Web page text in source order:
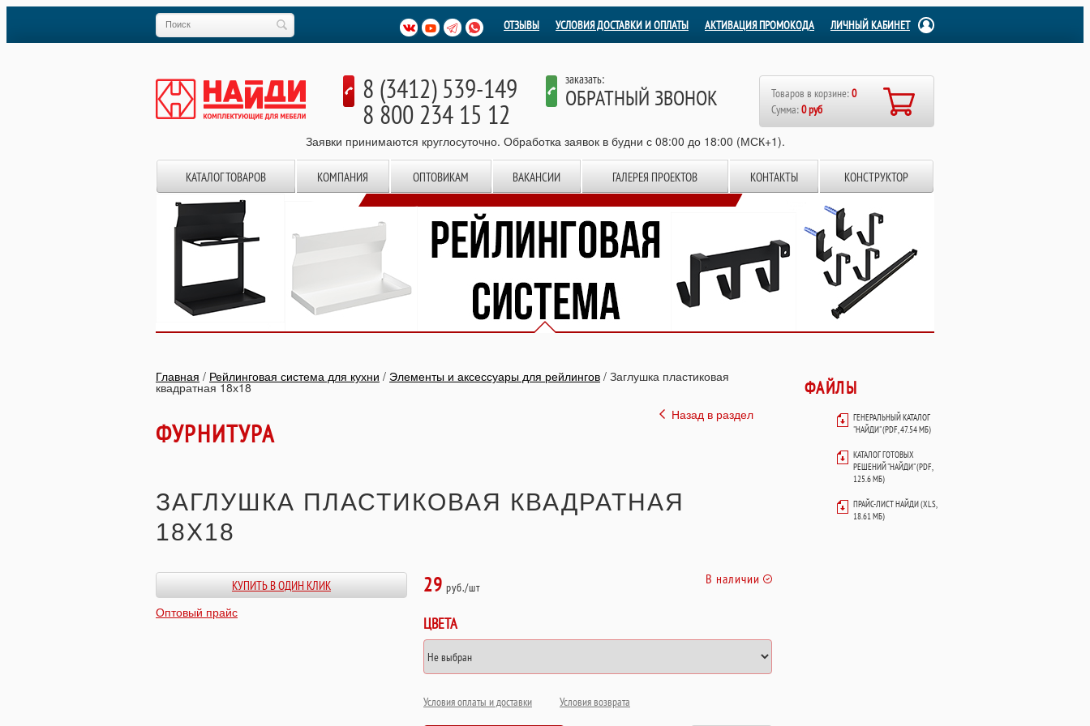
ЛИЧНЫЙ КАБИНЕТ
АКТИВАЦИЯ ПРОМОКОДА
УСЛОВИЯ ДОСТАВКИ И ОПЛАТЫ
ОТЗЫВЫ
8 (3412) 539-149
8 800 234 15 12
заказать:
ОБРАТНЫЙ ЗВОНОК Товаров в корзине:0
Сумма:0 руб
Заявки принимаются круглосуточно. Обработка заявок в будни с 08:00 до 18:00 (МСК+1).
КАТАЛОГ ТОВАРОВ КОМПАНИЯ ОПТОВИКАМ ВАКАНСИИ ГАЛЕРЕЯ ПРОЕКТОВ КОНТАКТЫ КОНСТРУКТОР
Главная / Рейлинговая система для кухни / Элементы и аксессуары для рейлингов / Заглушка пластиковая
квадратная 18х18
ФУРНИТУРА
Назад в раздел
ЗАГЛУШКА ПЛАСТИКОВАЯ КВАДРАТНАЯ
18Х18
КУПИТЬ В ОДИН КЛИК
Оптовый прайс
В наличии
29 руб./шт
ЦВЕТА
Условия оплаты и доставки Условия возврата
ФАЙЛЫ
ГЕНЕРАЛЬНЫЙ КАТАЛОГ
"НАЙДИ" (PDF, 47.54 МБ)
КАТАЛОГ ГОТОВЫХ
РЕШЕНИЙ "НАЙДИ" (PDF,
125.6 МБ)
ПРАЙС-ЛИСТ НАЙДИ (XLS,
18.61 МБ)